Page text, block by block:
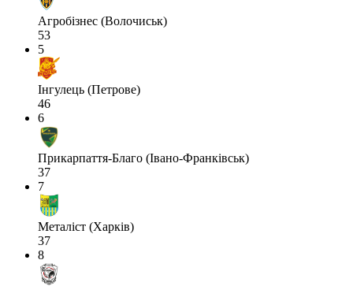
Агробізнес (Волочиськ)
53
5
Інгулець (Петрове)
46
6
Прикарпаття-Благо (Івано-Франківськ)
37
7
Металіст (Харків)
37
8